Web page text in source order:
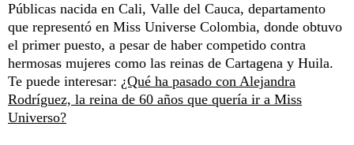
Públicas nacida en Cali, Valle del Cauca, departamento
que representó en Miss Universe Colombia, donde obtuvo
el primer puesto, a pesar de haber competido contra
hermosas mujeres como las reinas de Cartagena y Huila.
Te puede interesar: ¿Qué ha pasado con Alejandra
Rodríguez, la reina de 60 años que quería ir a Miss
Universo?